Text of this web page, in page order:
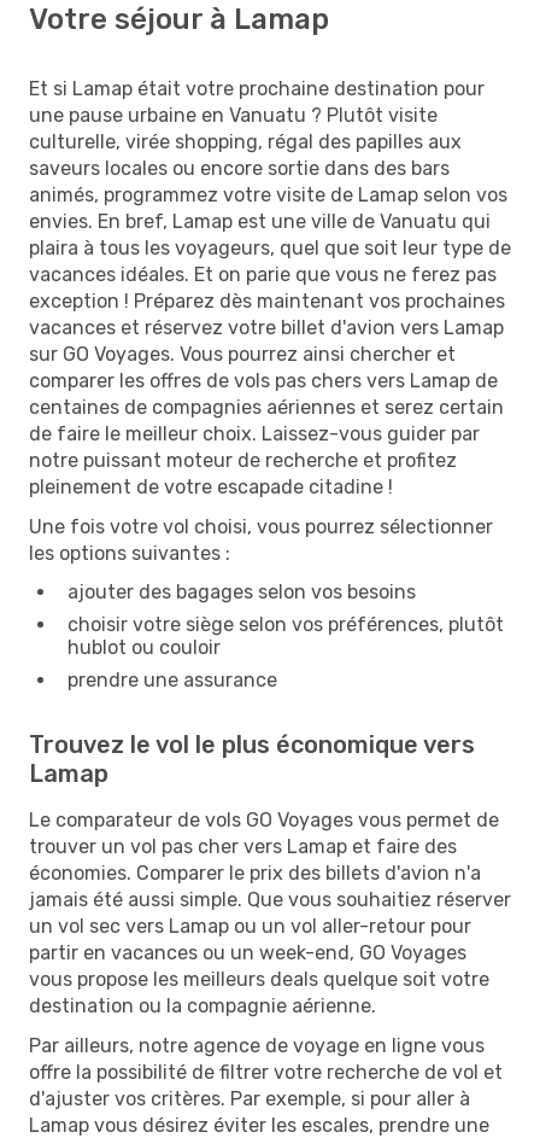
Votre séjour à Lamap
Et si Lamap était votre prochaine destination pour
une pause urbaine en Vanuatu ? Plutôt visite
culturelle, virée shopping, régal des papilles aux
saveurs locales ou encore sortie dans des bars
animés, programmez votre visite de Lamap selon vos
envies. En bref, Lamap est une ville de Vanuatu qui
plaira à tous les voyageurs, quel que soit leur type de
vacances idéales. Et on parie que vous ne ferez pas
exception ! Préparez dès maintenant vos prochaines
vacances et réservez votre billet d'avion vers Lamap
sur GO Voyages. Vous pourrez ainsi chercher et
comparer les offres de vols pas chers vers Lamap de
centaines de compagnies aériennes et serez certain
de faire le meilleur choix. Laissez-vous guider par
notre puissant moteur de recherche et profitez
pleinement de votre escapade citadine !
Une fois votre vol choisi, vous pourrez sélectionner
les options suivantes :
ajouter des bagages selon vos besoins
choisir votre siège selon vos préférences, plutôt
hublot ou couloir
prendre une assurance
Trouvez le vol le plus économique vers
Lamap
Le comparateur de vols GO Voyages vous permet de
trouver un vol pas cher vers Lamap et faire des
économies. Comparer le prix des billets d'avion n'a
jamais été aussi simple. Que vous souhaitiez réserver
un vol sec vers Lamap ou un vol aller-retour pour
partir en vacances ou un week-end, GO Voyages
vous propose les meilleurs deals quelque soit votre
destination ou la compagnie aérienne.
Par ailleurs, notre agence de voyage en ligne vous
offre la possibilité de filtrer votre recherche de vol et
d'ajuster vos critères. Par exemple, si pour aller à
Lamap vous désirez éviter les escales, prendre une